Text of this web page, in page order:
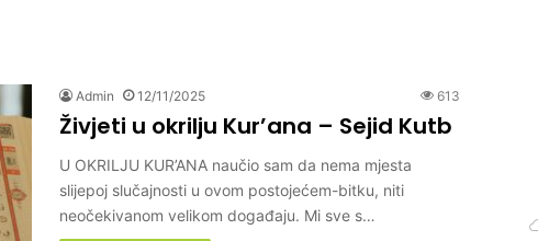
Admin 12/11/2025 613
Živjeti u okrilju Kur’ana – Sejid Kutb
U OKRILJU KUR’ANA naučio sam da nema mjesta
slijepoj slučajnosti u ovom postojećem-bitku, niti
neočekivanom velikom događaju. Mi sve s…